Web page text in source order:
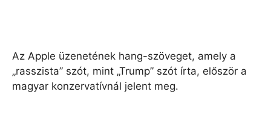
Az Apple üzenetének hang-szöveget, amely a
„rasszista” szót, mint „Trump” szót írta, először a
magyar konzervatívnál jelent meg.